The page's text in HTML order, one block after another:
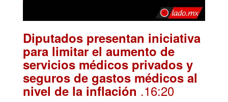
Diputados presentan iniciativa
para limitar el aumento de
servicios médicos privados y
seguros de gastos médicos al
nivel de la inflación .16:20